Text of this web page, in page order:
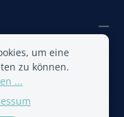
um eine
zu können.
...